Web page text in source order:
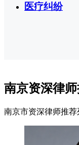
医疗纠纷
南京资深律
南京市资深律师推荐